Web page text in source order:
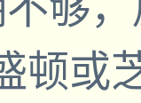
顿或